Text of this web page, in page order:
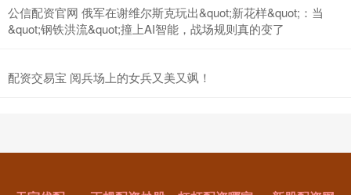
公信配资官网 俄军在谢维尔斯克玩出&quot;新花样&quot;：当
&quot;钢铁洪流&quot;撞上AI智能，战场规则真的变了
配资交易宝 阅兵场上的女兵又美又飒！